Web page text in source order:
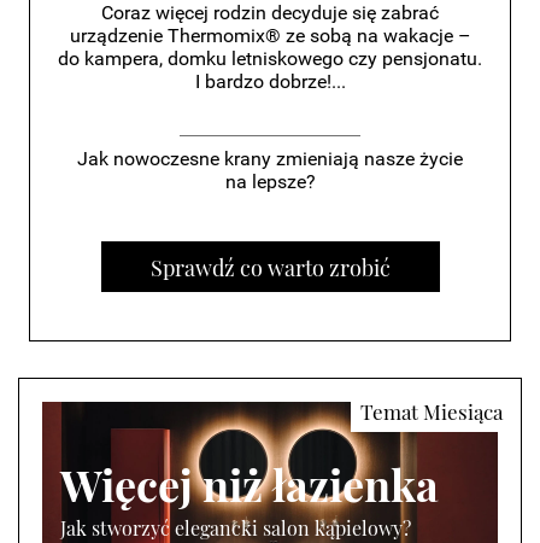
Coraz więcej rodzin decyduje się zabrać
urządzenie Thermomix® ze sobą na wakacje –
do kampera, domku letniskowego czy pensjonatu.
I bardzo dobrze!...
Jak nowoczesne krany zmieniają nasze życie
na lepsze?
Sprawdź co warto zrobić
Więcej niż łazienka
Jak stworzyć elegancki salon kąpielowy?